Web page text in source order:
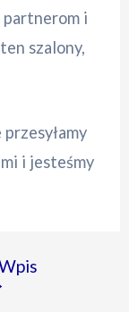
partnerom i
szalony,
i jesteśmy